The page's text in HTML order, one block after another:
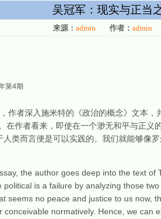
吴冠军：现实与正
来源： admin 作者： admin
第4期
者深入施米特的《政治的概念》文本，
在作者看来，即使在一个渺无和平与正
类而言便是可以实践的。我们就能够像
the author goes deep into the text of
political is a failure by analyzing those
seems no peace and justice to us now,
conceivable normatively. Hence, we